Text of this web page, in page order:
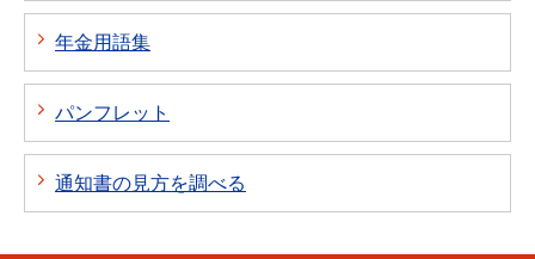
年金用語集
パンフレット
通知書の見方を調べる